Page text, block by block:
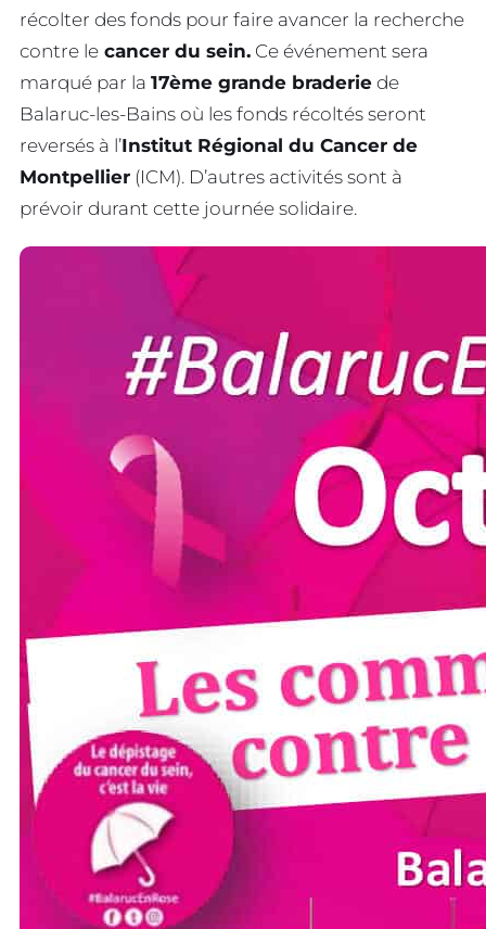
récolter des fonds pour faire avancer la recherche
contre le cancer du sein. Ce événement sera
marqué par la 17ème grande braderie de
Balaruc-les-Bains où les fonds récoltés seront
reversés à l’Institut Régional du Cancer de
Montpellier (ICM). D’autres activités sont à
prévoir durant cette journée solidaire.